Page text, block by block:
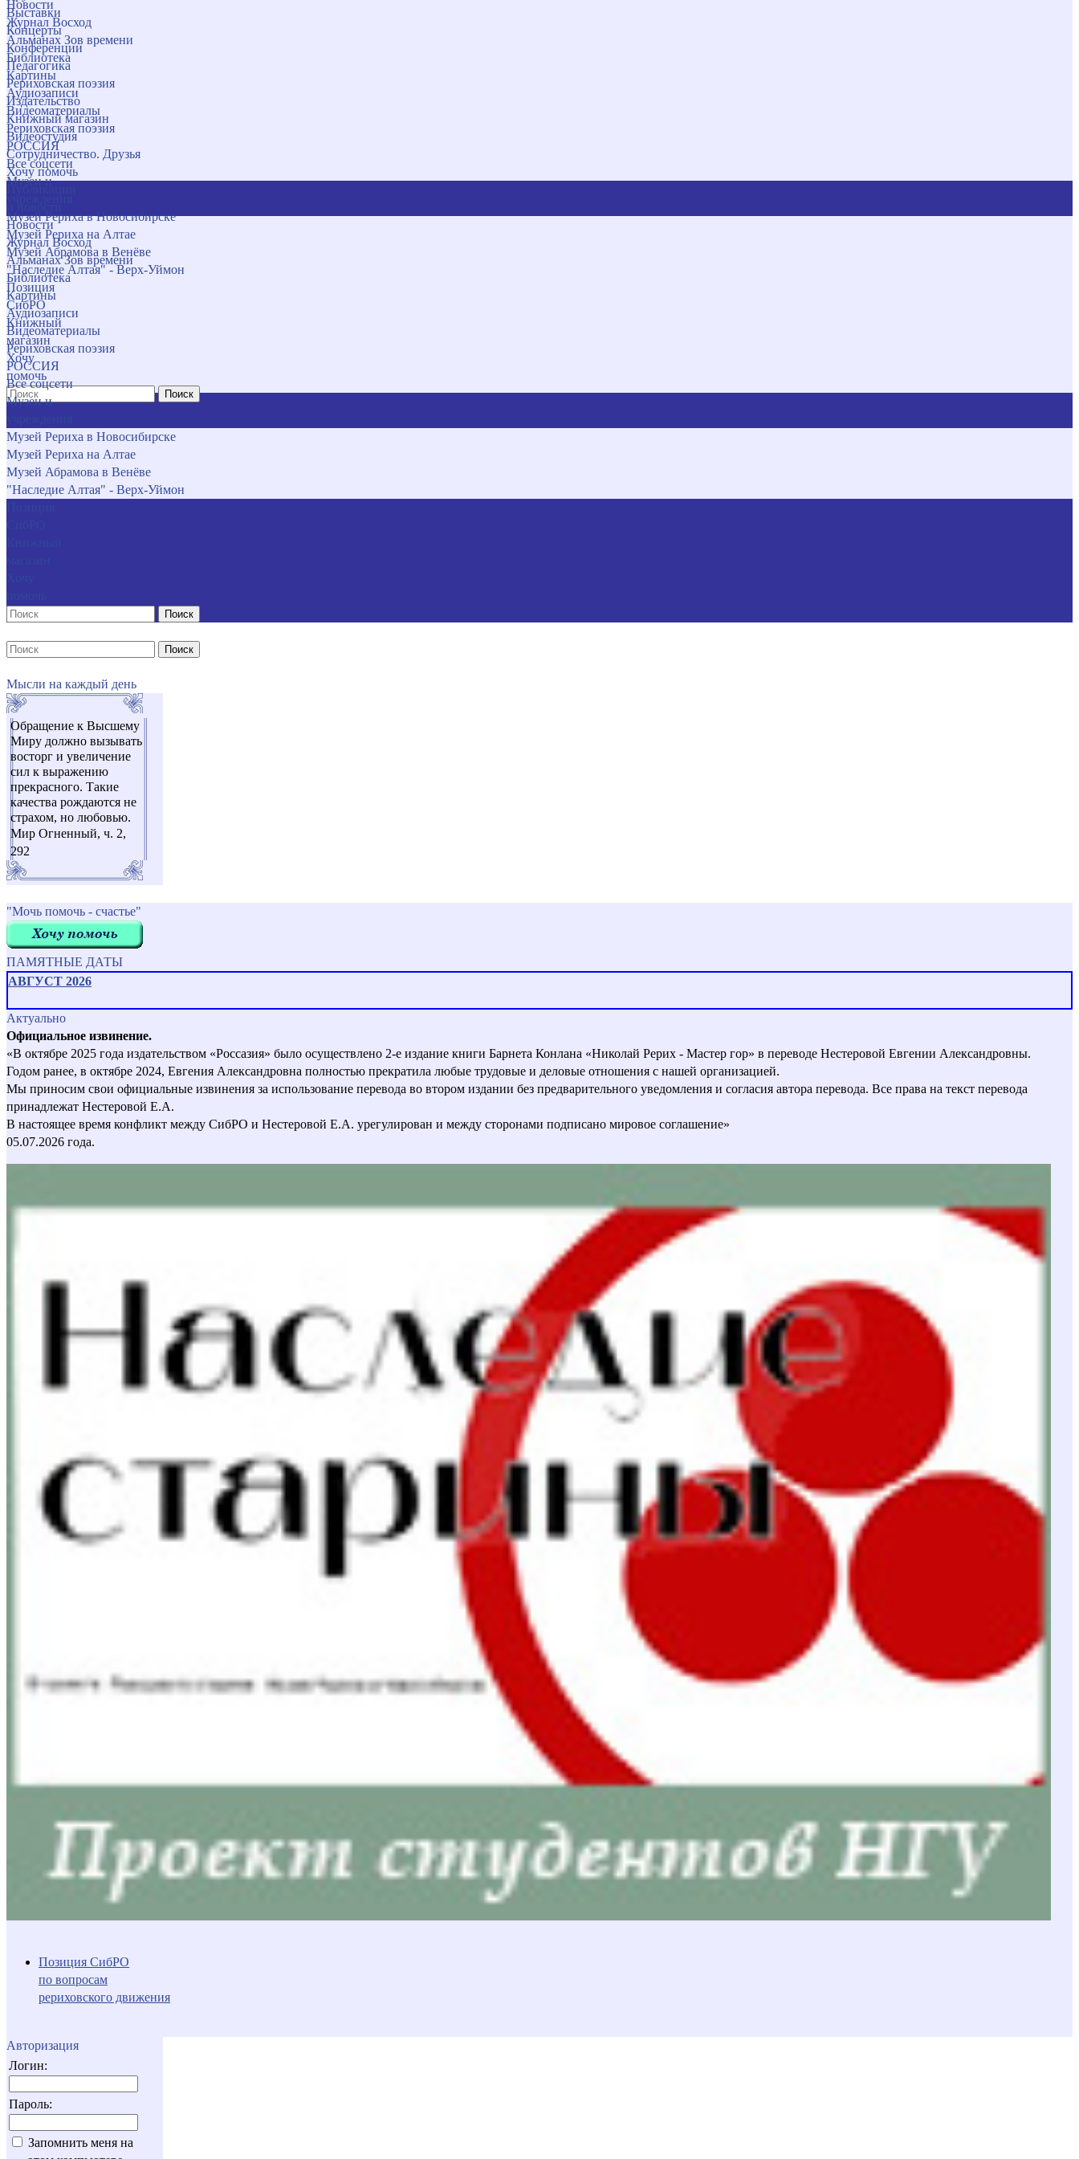
Новости
Журнал Восход
Альманах Зов времени
Библиотека
Картины
Аудиозаписи
Видеоматериалы
Рериховская поэзия
РОССИЯ
Все соцсети
Музеи и
Музей Рериха в Новосибирске
Музей Рериха на Алтае
Музей Абрамова в Венёве
"Наследие Алтая" - Верх-Уймон
Позиция
СибРО
Книжный
магазин
Хочу
помочь
Поиск
Выставки
Концерты
Конференции
Педагогика
Рериховская поэзия
Издательство
Книжный магазин
Видеостудия
Сотрудничество. Друзья
Хочу помочь
Новости
Журнал Восход
Альманах Зов времени
Библиотека
Картины
Аудиозаписи
Видеоматериалы
Рериховская поэзия
РОССИЯ
Все соцсети
Музеи и
Музей Рериха в Новосибирске
Музей Рериха на Алтае
Музей Абрамова в Венёве
"Наследие Алтая" - Верх-Уймон
Поиск
Поиск
Мысли на каждый день
Обращение к Высшему
Миру должно вызывать
восторг и увеличение
сил к выражению
прекрасного. Такие
качества рождаются не
страхом, но любовью.
Мир Огненный, ч. 2,
292
"Мочь помочь - счастье"
ПАМЯТНЫЕ ДАТЫ
АВГУСТ 2026
Актуально
Официальное извинение.
«В октябре 2025 года издательством «Россазия» было осуществлено 2-е издание книги Барнета Конлана «Николай Рерих - Мастер гор» в переводе Нестеровой Евгении Александровны.
Годом ранее, в октябре 2024, Евгения Александровна полностью прекратила любые трудовые и деловые отношения с нашей организацией.
Мы приносим свои официальные извинения за использование перевода во втором издании без предварительного уведомления и согласия автора перевода. Все права на текст перевода
принадлежат Нестеровой Е.А.
В настоящее время конфликт между СибРО и Нестеровой Е.А. урегулирован и между сторонами подписано мировое соглашение»
05.07.2026 года.
Позиция СибРО
по вопросам
рериховского движения
Авторизация
Логин:
Пароль:
Запомнить меня на